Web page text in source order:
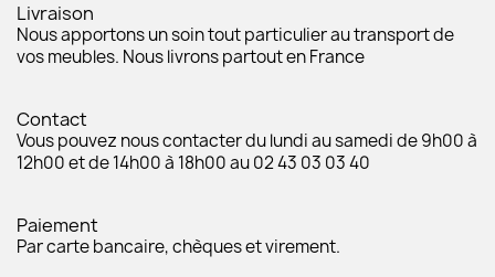
Livraison
Nous apportons un soin tout particulier au transport de
vos meubles. Nous livrons partout en France
Contact
Vous pouvez nous contacter du lundi au samedi de 9h00 à
12h00 et de 14h00 à 18h00 au 02 43 03 03 40
Paiement
Par carte bancaire, chèques et virement.